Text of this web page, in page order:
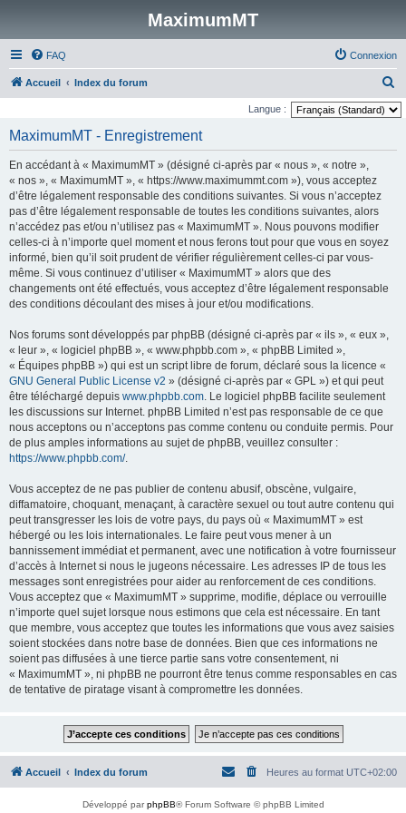
MaximumMT
FAQ Connexion
Accueil Index du forum
e
Langue :
MaximumMT - Enregistrement
En accédant à « MaximumMT » (désigné ci-après par « nous », « notre »,
« nos », « MaximumMT », « https://www.maximummt.com »), vous acceptez
d’être légalement responsable des conditions suivantes. Si vous n’acceptez
pas d’être légalement responsable de toutes les conditions suivantes, alors
n’accédez pas et/ou n’utilisez pas « MaximumMT ». Nous pouvons modifier
celles-ci à n’importe quel moment et nous ferons tout pour que vous en soyez
informé, bien qu’il soit prudent de vérifier régulièrement celles-ci par vous-
même. Si vous continuez d’utiliser « MaximumMT » alors que des
changements ont été effectués, vous acceptez d’être légalement responsable
des conditions découlant des mises à jour et/ou modifications.
Nos forums sont développés par phpBB (désigné ci-après par « ils », « eux »,
« leur », « logiciel phpBB », « www.phpbb.com », « phpBB Limited »,
« Équipes phpBB ») qui est un script libre de forum, déclaré sous la licence «
GNU General Public License v2 » (désigné ci-après par « GPL ») et qui peut
être téléchargé depuis www.phpbb.com. Le logiciel phpBB facilite seulement
les discussions sur Internet. phpBB Limited n’est pas responsable de ce que
nous acceptons ou n’acceptons pas comme contenu ou conduite permis. Pour
de plus amples informations au sujet de phpBB, veuillez consulter :
https://www.phpbb.com/.
Vous acceptez de ne pas publier de contenu abusif, obscène, vulgaire,
diffamatoire, choquant, menaçant, à caractère sexuel ou tout autre contenu qui
peut transgresser les lois de votre pays, du pays où « MaximumMT » est
hébergé ou les lois internationales. Le faire peut vous mener à un
bannissement immédiat et permanent, avec une notification à votre fournisseur
d’accès à Internet si nous le jugeons nécessaire. Les adresses IP de tous les
messages sont enregistrées pour aider au renforcement de ces conditions.
Vous acceptez que « MaximumMT » supprime, modifie, déplace ou verrouille
n’importe quel sujet lorsque nous estimons que cela est nécessaire. En tant
que membre, vous acceptez que toutes les informations que vous avez saisies
soient stockées dans notre base de données. Bien que ces informations ne
soient pas diffusées à une tierce partie sans votre consentement, ni
« MaximumMT », ni phpBB ne pourront être tenus comme responsables en cas
de tentative de piratage visant à compromettre les données.
Accueil Index du forum Heures au format UTC+02:00
Développé parphpBB® Forum Software © phpBB Limited